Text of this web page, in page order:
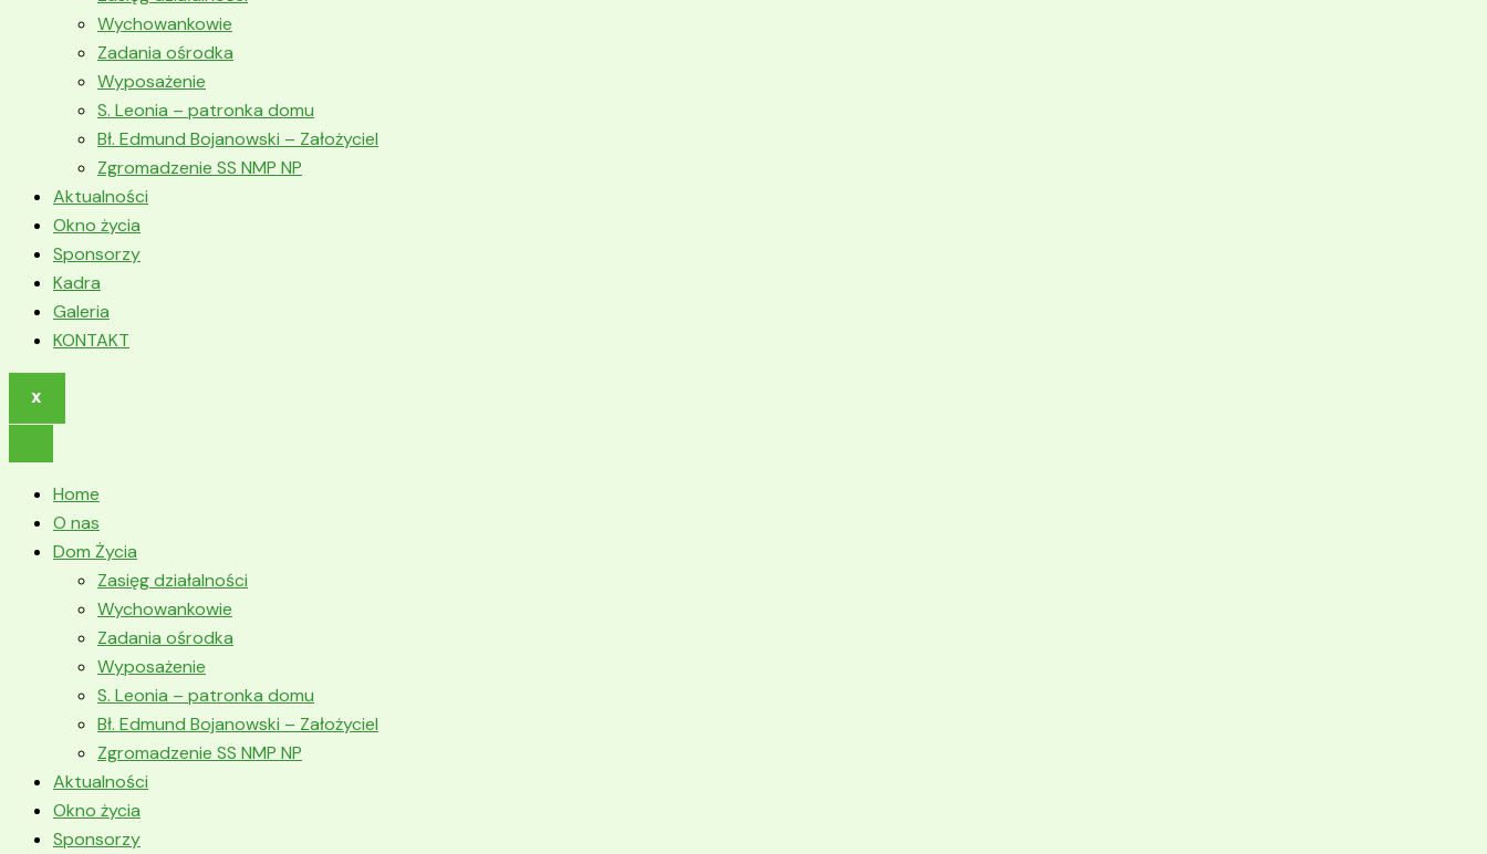
Wychowankowie
Zadania ośrodka
Wyposażenie
S. Leonia – patronka domu
Bł. Edmund Bojanowski – Założyciel
Zgromadzenie SS NMP NP
Aktualności
Okno życia
Sponsorzy
Kadra
Galeria
KONTAKT
X
Home
O nas
Dom Życia
Zasięg działalności
Wychowankowie
Zadania ośrodka
Wyposażenie
S. Leonia – patronka domu
Bł. Edmund Bojanowski – Założyciel
Zgromadzenie SS NMP NP
Aktualności
Okno życia
Sponsorzy